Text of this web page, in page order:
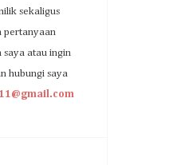
sekaligus
pertanyaan
saya atau ingin
hubungi saya